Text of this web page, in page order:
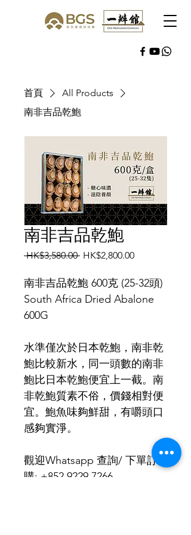
首頁
All Products
南非吉品乾鮑
南非吉品乾鮑
HK$3,580.00 一
價
格
HK$2,800.00促
價
格
南非吉品乾鮑 600克 (25-32頭)
South Africa Dried Abalone
600G
水準僅次於日本乾鮑，南非乾
鮑比較新水，同一頭數的南非
鮑比日本乾鮑便宜上一截。南
非乾鮑質素不俗，價錢相對便
宜。鮑魚味夠鮮甜，有嚼頭口
感夠實淨。
觀迎Whatsapp 查詢/ 下單訂
購: +852 9229 7266